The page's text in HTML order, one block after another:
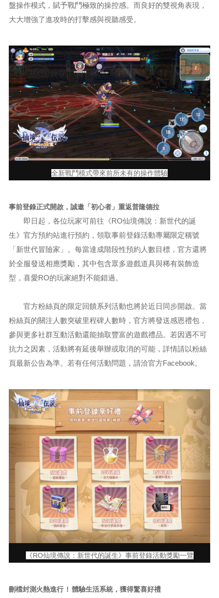
盤操作模式，賦予戰鬥極致的操控感。而良好的雙視角表現，
大大增強了進攻時的打擊感與視聽感受。
全新戰鬥模式帶來前所未有的操作體驗
事前登錄正式開啟，誠邀「初心者」重返普隆德拉
即日起，各位玩家可前往《RO仙境傳說：新世代的誕
生》官方預約站進行預約，領取事前登錄活動專屬限定稱號
「新世代冒險家」。每當達成階段性預約人數目標，官方還將
於全服發送相應獎勵，其中包含眾多遊戲道具與稀有裝飾造
型，喜愛RO的玩家絕對不能錯過。
官方粉絲頁的限定回饋系列活動也將於近日同步開啟。當
粉絲頁的關注人數突破里程碑人數時，官方將發送感恩禮包，
參與更多社群互動活動還能抽取豐富的遊戲禮品。若因遇不可
抗力之因素，活動將有延後舉辦或取消的可能，詳情請以粉絲
頁最新公告為準。若有任何活動問題，請洽官方Facebook。
《RO仙境傳說：新世代的誕生》事前登錄活動獎勵一覽
刪檔封測火熱進行 ! 體驗生活系統，獲得驚喜好禮